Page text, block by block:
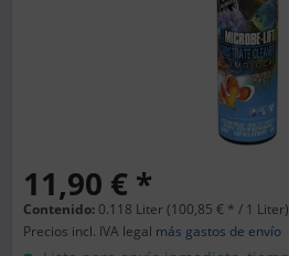
11,90 € *
Contenido: 0.118 Liter (100,85 € * / 1 Liter)
Precios incl. IVA legal más gastos de envío